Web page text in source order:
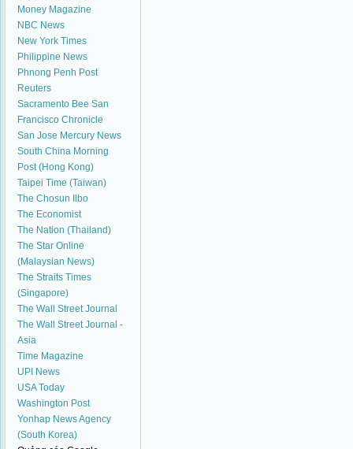
Money Magazine
NBC News
New York Times
Philippine News
Phnong Penh Post
Reuters
Sacramento Bee San
Francisco Chronicle
San Jose Mercury News
South China Morning
Post (Hong Kong)
Taipei Time (Taiwan)
The Chosun Ilbo
The Economist
The Nation (Thailand)
The Star Online
(Malaysian News)
The Straits Times
(Singapore)
The Wall Street Journal
The Wall Street Journal -
Asia
Time Magazine
UPI News
USA Today
Washington Post
Yonhap News Agency
(South Korea)